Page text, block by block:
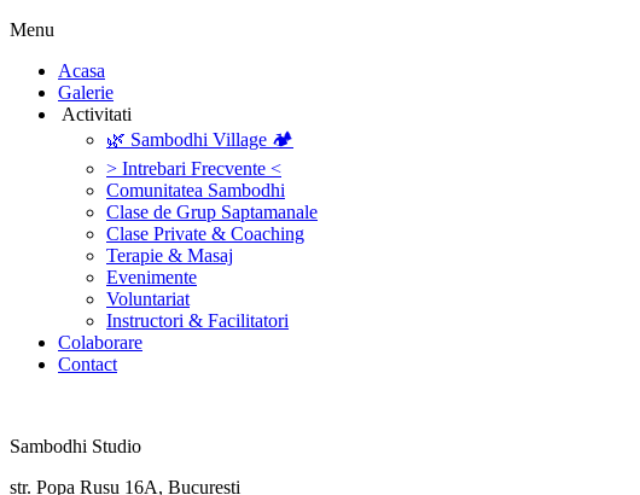
Menu
‎Acasa
Galerie
‎ ‎Activitati‎
🌿 Sambodhi Village 🏕️
> Intrebari Frecvente <
Comunitatea Sambodhi
Clase de Grup Saptamanale
Clase Private & Coaching
Terapie & Masaj
‎Evenimente
Voluntariat
‏‏‎Instructori & Facilitatori
Colaborare
Contact
Sambodhi Studio
str. Popa Rusu 16A, Bucuresti